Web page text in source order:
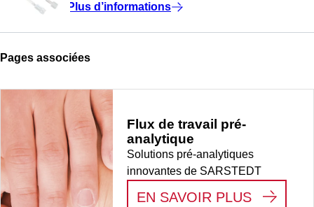
Plus d’informations
Pages associées
Flux de travail pré-
analytique
Solutions pré-analytiques
innovantes de SARSTEDT
EN SAVOIR PLUS: FLUX